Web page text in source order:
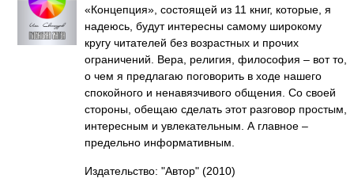
«Концепция», состоящей из 11 книг, которые, я
надеюсь, будут интересны самому широкому
кругу читателей без возрастных и прочих
ограничений. Вера, религия, философия – вот то,
о чем я предлагаю поговорить в ходе нашего
спокойного и ненавязчивого общения. Со своей
стороны, обещаю сделать этот разговор простым,
интересным и увлекательным. А главное –
предельно информативным.
Издательство: "Автор" (2010)